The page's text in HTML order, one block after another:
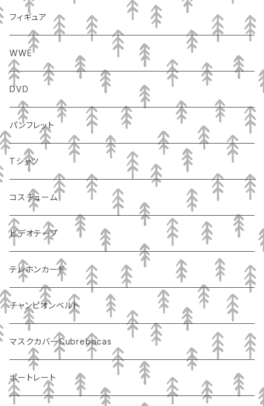
フィギュア
WWE
DVD
パンフレット
Tシャツ
コスチューム
ビデオテープ
テレホンカード
チャンピオンベルト
マスクカバーCubrebocas
ポートレート